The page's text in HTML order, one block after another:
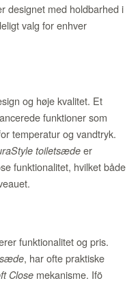
designet med holdbarhed i
valg for enhver
og høje kvalitet. Et
funktioner som
temperatur og vandtryk.
toiletsæde er
funktionalitet, hvilket både
funktionalitet og pris.
, har ofte praktiske
Close mekanisme. Ifö